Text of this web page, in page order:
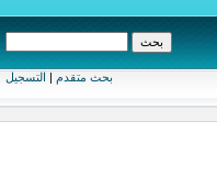
بحث متقدم | التسجيل